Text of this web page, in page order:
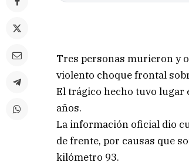
Tres personas murieron y
violento choque frontal
El trágico hecho tuvo lugar
años.
La información oficial dio
de frente, por causas que
kilómetro 93.